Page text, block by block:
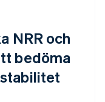
NRR och
bedöma